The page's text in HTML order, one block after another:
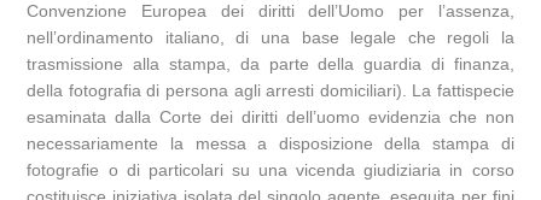
Convenzione Europea dei diritti dell’Uomo per l’assenza,
nell’ordinamento italiano, di una base legale che regoli la
trasmissione alla stampa, da parte della guardia di finanza,
della fotografia di persona agli arresti domiciliari). La fattispecie
esaminata dalla Corte dei diritti dell’uomo evidenzia che non
necessariamente la messa a disposizione della stampa di
fotografie o di particolari su una vicenda giudiziaria in corso